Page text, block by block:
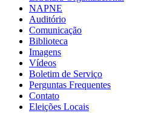
NAPNE
Auditório
Comunicação
Biblioteca
Imagens
Vídeos
Boletim de Serviço
Perguntas Frequentes
Contato
Eleições Locais